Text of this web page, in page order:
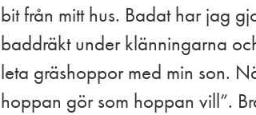
bit från mitt hus. Badat har jag
baddräkt under klänningarna
leta gräshoppor med min son.
hoppan gör som hoppan vill”.